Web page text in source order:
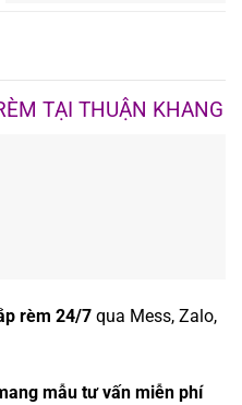
TẠI THUẬN KHANG
rèm 24/7 qua Mess, Zalo,
mẫu tư vấn miễn phí